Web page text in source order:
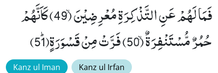
فَمَا لَهُمْ عَنِ التَّذْكِرَةِ مُعْرِضِیْنَۙ (49) كَاَنَّهُمْ
حُمُرٌ مُّسْتَنْفِرَةٌۙ (50) فَرَّتْ مِنْ قَسْوَرَةٍﭤ(51)
Kanz ul Iman Kanz ul Irfan